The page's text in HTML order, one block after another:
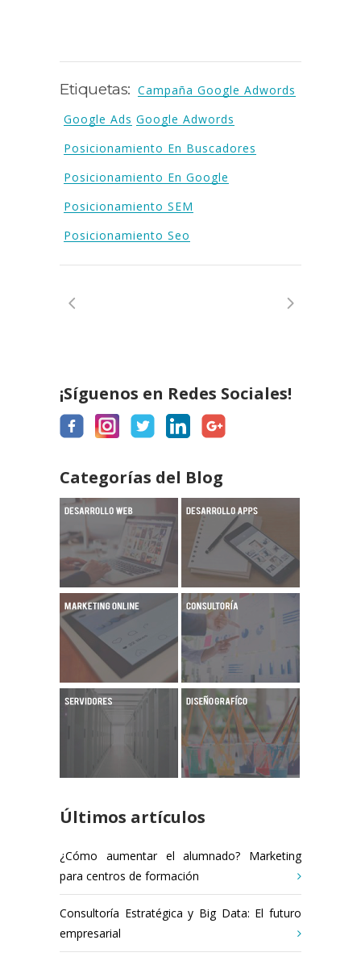
Etiquetas: Campaña Google Adwords
Google Ads Google Adwords
Posicionamiento En Buscadores
Posicionamiento En Google
Posicionamiento SEM
Posicionamiento Seo
¡Síguenos en Redes Sociales!
Categorías del Blog
Últimos artículos
¿Cómo aumentar el alumnado? Marketing
para centros de formación
Consultoría Estratégica y Big Data: El futuro
empresarial